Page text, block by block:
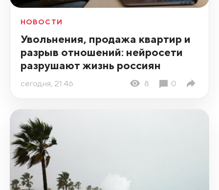
НОВОСТИ
Увольнения, продажа квартир и
разрыв отношений: нейросети
разрушают жизнь россиян
сегодня, 21:46 8 0